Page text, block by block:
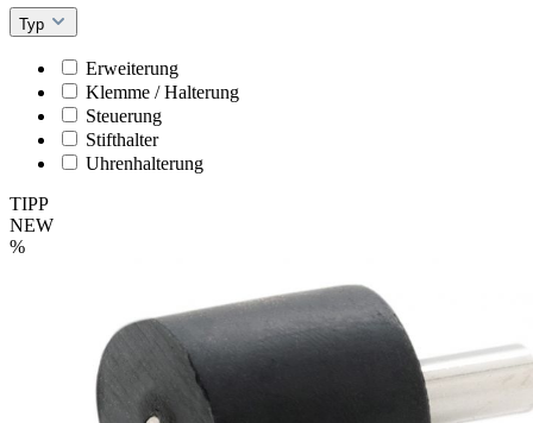
Typ
Erweiterung
Klemme / Halterung
Steuerung
Stifthalter
Uhrenhalterung
TIPP
NEW
%